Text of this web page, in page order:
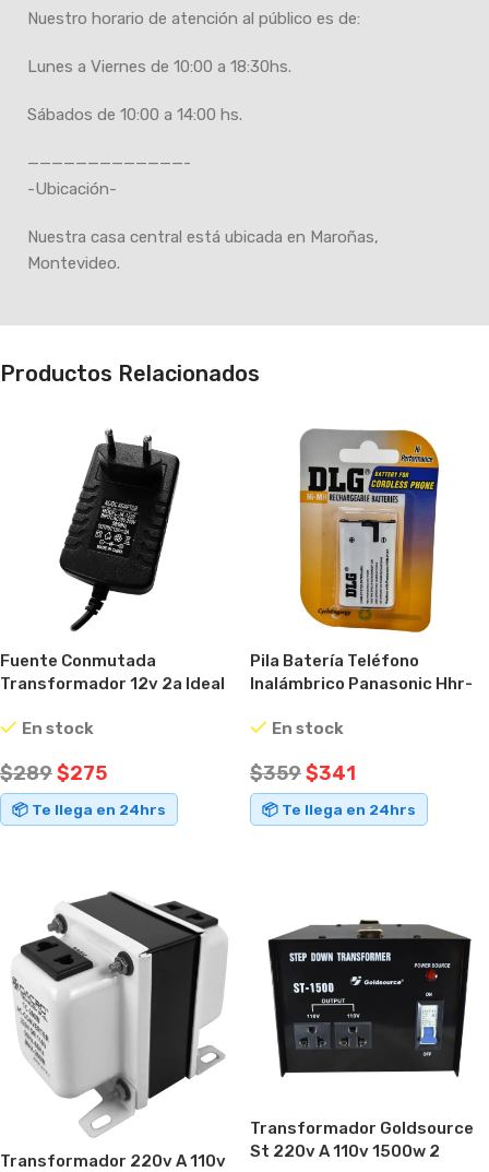
Nuestro horario de atención al público es de:
Lunes a Viernes de 10:00 a 18:30hs.
Sábados de 10:00 a 14:00 hs.
—————————————-
-Ubicación-
Nuestra casa central está ubicada en Maroñas,
Montevideo.
Productos Relacionados
Fuente Conmutada
Transformador 12v 2a Ideal
En stock
$289$275
📦 Te llega en 24hrs
Pila Batería Teléfono
Inalámbrico Panasonic Hhr-
En stock
$359$341
📦 Te llega en 24hrs
Transformador 220v A 110v
Transformador Goldsource
St 220v A 110v 1500w 2